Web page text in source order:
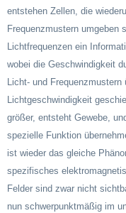
entstehen Zellen, die
Frequenzmustern umgeben
Lichtfrequenzen ein
wobei die Geschwindigkeit
Licht- und
Lichtgeschwindigkeit
größer, entsteht Gewebe,
spezielle Funktion
ist wieder das gleiche
spezifisches
Felder sind zwar nicht
nun schwerpunktmäßig im